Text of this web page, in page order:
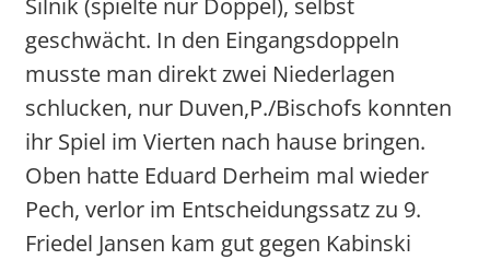
geschwächt. In den Eingangsdoppeln
musste man direkt zwei Niederlagen
schlucken, nur Duven,P./Bischofs konnten
ihr Spiel im Vierten nach hause bringen.
Oben hatte Eduard Derheim mal wieder
Pech, verlor im Entscheidungssatz zu 9.
Friedel Jansen kam gut gegen Kabinski